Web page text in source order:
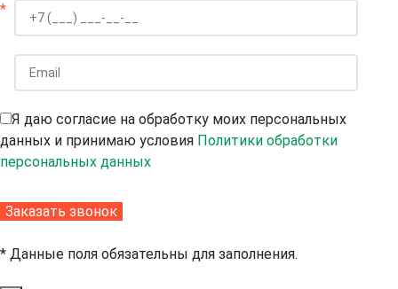
*
Я даю согласие на обработку моих персональных
данных и принимаю условия Политики обработки
персональных данных
* Данные поля обязательны для заполнения.